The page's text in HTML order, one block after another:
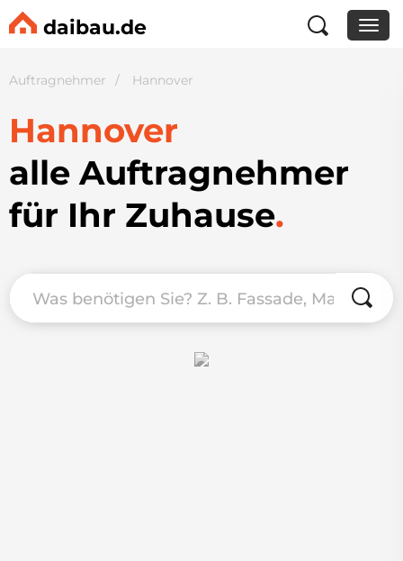
daibau.de
Auftragnehmer Hannover
Hannover
alle Auftragnehmer
für Ihr Zuhause.